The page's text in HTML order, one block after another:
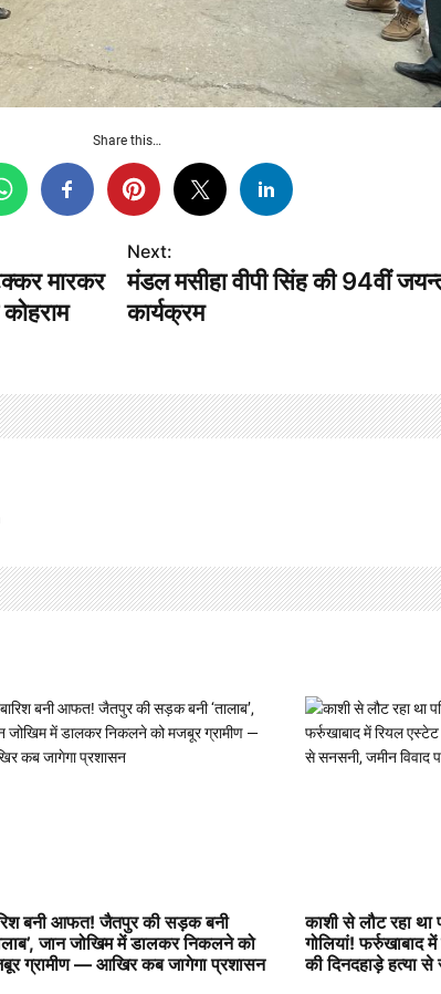
Share this…
मारकर
Next:
मंडल मसीहा वीपी सिंह की 94वीं
कार्यक्रम
बनी आफत! जैतपुर की सड़क बनी
जान जोखिम में डालकर निकलने को
ग्रामीण — आखिर कब जागेगा प्रशासन
काशी से लौट रहा था
गोलियां! फर्रुखाबाद
की दिनदहाड़े हत्या